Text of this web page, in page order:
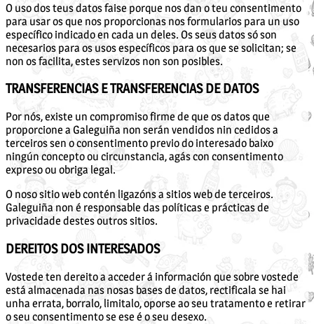
O uso dos teus datos faise porque nos dan o teu consentimento
para usar os que nos proporcionas nos formularios para un uso
específico indicado en cada un deles. Os seus datos só son
necesarios para os usos específicos para os que se solicitan; se
non os facilita, estes servizos non son posibles.
TRANSFERENCIAS E TRANSFERENCIAS DE DATOS
Por nós, existe un compromiso firme de que os datos que
proporcione a Galeguiña non serán vendidos nin cedidos a
terceiros sen o consentimento previo do interesado baixo
ningún concepto ou circunstancia, agás con consentimento
expreso ou obriga legal.
O noso sitio web contén ligazóns a sitios web de terceiros.
Galeguiña non é responsable das políticas e prácticas de
privacidade destes outros sitios.
DEREITOS DOS INTERESADOS
Vostede ten dereito a acceder á información que sobre vostede
está almacenada nas nosas bases de datos, rectificala se hai
unha errata, borralo, limitalo, oporse ao seu tratamento e retirar
o seu consentimento se ese é o seu desexo.